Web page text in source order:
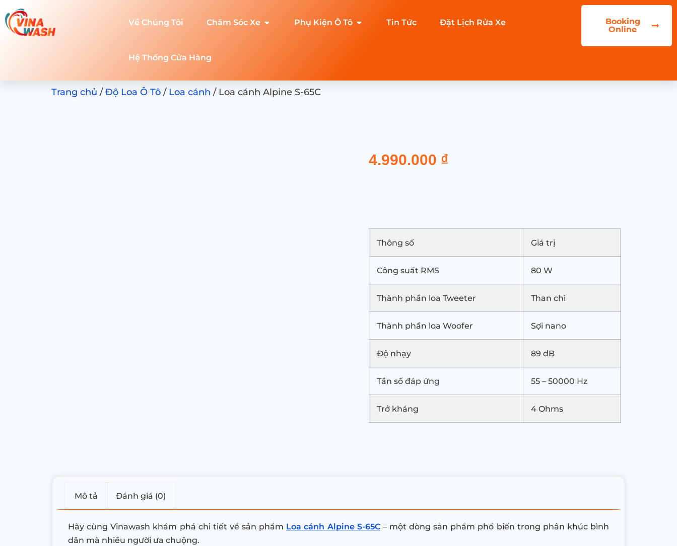
Về Chúng Tôi Chăm Sóc Xe Phụ Kiện Ô Tô Tin Tức Đặt Lịch Rửa Xe
Hệ Thống Cửa Hàng
Booking
Online
Trang chủ /Độ Loa Ô Tô / Loa cánh / Loa cánh Alpine S-65C
4.990.000 ₫
Thông số Giá trị
Công suất RMS 80 W
Thành phần loa Tweeter Than chì
Thành phần loa Woofer Sợi nano
Độ nhạy 89 dB
Tần số đáp ứng 55 – 50000 Hz
Trở kháng 4 Ohms
Mô tả Đánh giá (0)
Hãy cùng Vinawash khám phá chi tiết về sản phẩm Loa cánh Alpine S-65C– một dòng sản phẩm phổ biến trong phân khúc bình
dân mà nhiều người ưa chuộng.